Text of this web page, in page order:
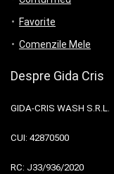
Favorite
Comenzile Mele
Despre Gida Cris
GIDA-CRIS WASH S.R.L.
CUI: 42870500
RC: J33/936/2020